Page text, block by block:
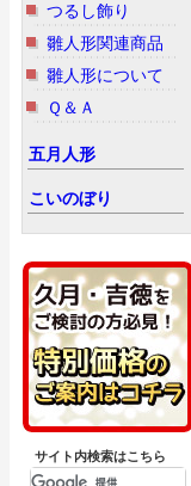
つるし飾り
雛人形関連商品
雛人形について
Ｑ＆Ａ
五月人形
こいのぼり
サイト内検索はこちら